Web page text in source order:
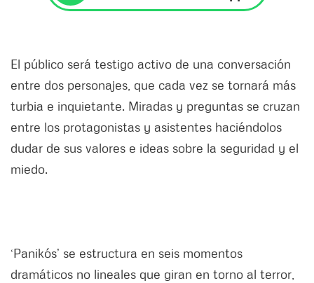
El público será testigo activo de una conversación
entre dos personajes, que cada vez se tornará más
turbia e inquietante. Miradas y preguntas se cruzan
entre los protagonistas y asistentes haciéndolos
dudar de sus valores e ideas sobre la seguridad y el
miedo.
‘Panikós’ se estructura en seis momentos
dramáticos no lineales que giran en torno al terror,